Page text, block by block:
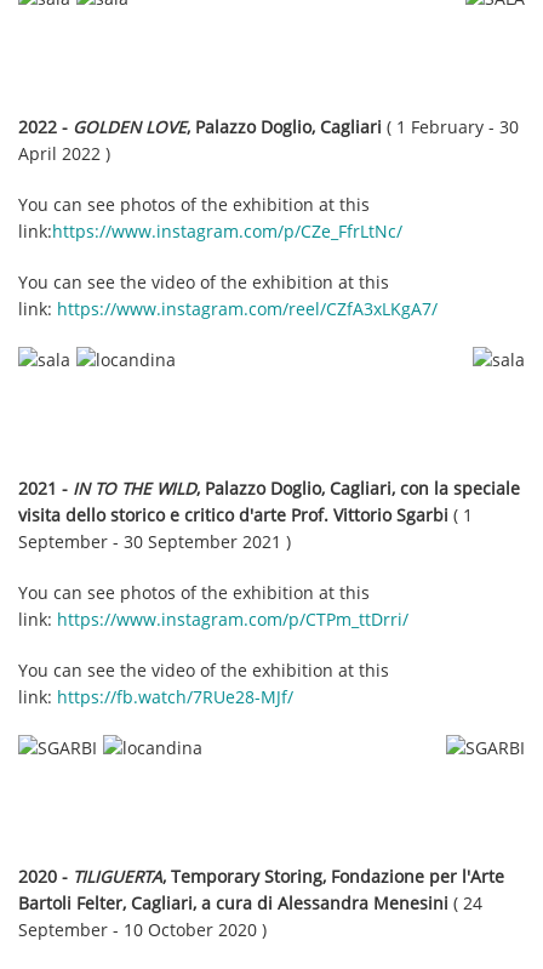
2022 - GOLDEN LOVE, Palazzo Doglio, Cagliari ( 1 February - 30
April 2022 )
You can see photos of the exhibition at this
link:https://www.instagram.com/p/CZe_FfrLtNc/
You can see the video of the exhibition at this
link: https://www.instagram.com/reel/CZfA3xLKgA7/
2021 - IN TO THE WILD, Palazzo Doglio, Cagliari, con la speciale
visita dello storico e critico d'arte Prof. Vittorio Sgarbi ( 1
September - 30 September 2021 )
You can see photos of the exhibition at this
link: https://www.instagram.com/p/CTPm_ttDrri/
You can see the video of the exhibition at this
link: https://fb.watch/7RUe28-MJf/
2020 - TILIGUERTA, Temporary Storing, Fondazione per l'Arte
Bartoli Felter, Cagliari, a cura di Alessandra Menesini ( 24
September - 10 October 2020 )